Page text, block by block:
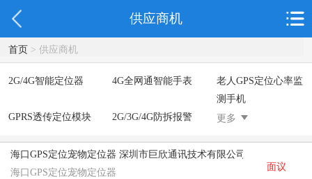
供应商机
首页> 供应商机
2G/4G智能定位器 4G全网通智能手表
老人GPS定位心率监
测手机
GPRS透传定位模块
2G/3G/4G防拆报警
2G智能定位鞋
器
GPRS蓝牙智能锁
电网近电报警手表
Lora定位手表
更多
海口GPS定位宠物定位器 深圳市巨欣通讯技术有限公司
海口GPS定位宠物定位器
面议